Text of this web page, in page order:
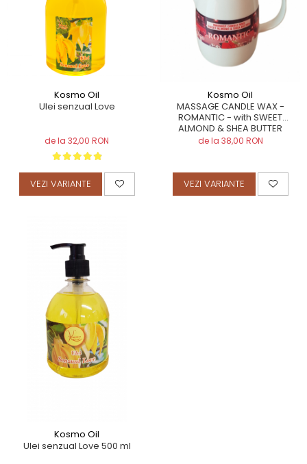
TERAPEUTIC
THAILANDEZ (LOMI-LOMI)
Kosmo Oil
Ulei senzual Love
de la 32,00 RON
VEZI VARIANTE
Kosmo Oil
MASSAGE CANDLE WAX -
ROMANTIC - with SWEET
ALMOND & SHEA BUTTER
de la 38,00 RON
VEZI VARIANTE
Kosmo Oil
Ulei senzual Love 500 ml